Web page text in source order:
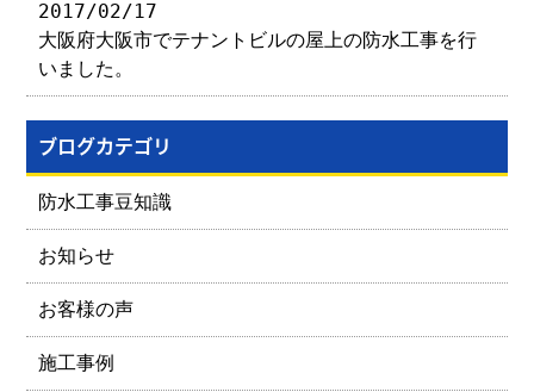
2017/02/17
大阪府大阪市でテナントビルの屋上の防水工事を行
いました。
ブログカテゴリ
防水工事豆知識
お知らせ
お客様の声
施工事例